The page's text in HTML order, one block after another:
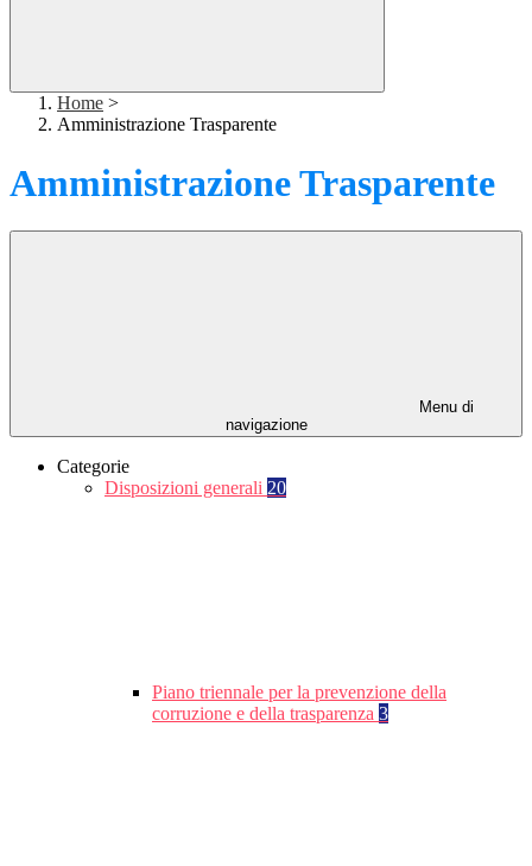
Home >
Amministrazione Trasparente
Amministrazione Trasparente
Menu di
navigazione
Categorie
Disposizioni generali 20
Piano triennale per la prevenzione della
corruzione e della trasparenza 3